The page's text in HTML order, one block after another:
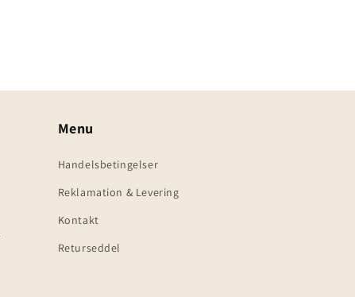
Menu
Handelsbetingelser
Reklamation & Levering
Kontakt
Returseddel